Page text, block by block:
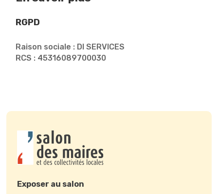
RGPD
Raison sociale : DI SERVICES
RCS : 45316089700030
Exposer au salon